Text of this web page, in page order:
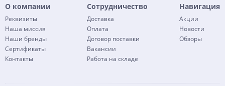
О компании
Реквизиты
Наша миссия
Наши бренды
Сертификаты
Контакты
Сотрудничество
Доставка
Оплата
Договор поставки
Вакансии
Работа на складе
Навигация
Акции
Новости
Обзоры